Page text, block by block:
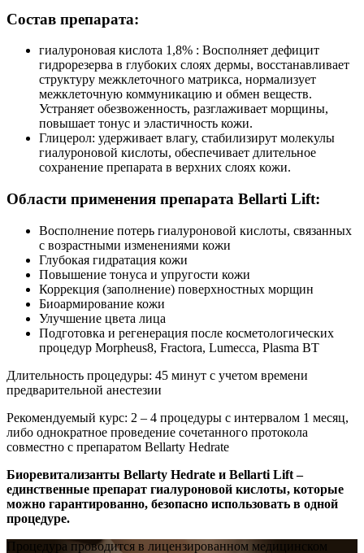
Состав препарата:
гиалуроновая кислота 1,8% : Восполняет дефицит
гидрорезерва в глубоких слоях дермы, восстанавливает
структуру межклеточного матрикса, нормализует
межклеточную коммуникацию и обмен веществ.
Устраняет обезвоженность, разглаживает морщины,
повышает тонус и эластичность кожи.
Глицерол: удерживает влагу, стабилизирут молекулы
гиалуроновой кислоты, обеспечивает длительное
сохранение препарата в верхних слоях кожи.
Области применения препарата Bellarti Lift:
Восполнение потерь гиалуроновой кислоты, связанных
с возрастными изменениями кожи
Глубокая гидратация кожи
Повышение тонуса и упругости кожи
Коррекция (заполнение) поверхностных морщин
Биоармирование кожи
Улучшение цвета лица
Подготовка и регенерация после косметологических
процедур Morpheus8, Fractora, Lumecca, Plasma BT
Длительность процедуры: 45 минут с учетом времени
предварительной анестезии
Рекомендуемый курс: 2 – 4 процедуры с интервалом 1 месяц,
либо однократное проведение сочетанного протокола
совместно с препаратом Bellarty Hedrate
Биоревитализанты Bellarty Hedrate и Bellarti Lift –
единственные препарат гиалуроновой кислоты, которые
можно гарантированно, безопасно использовать в одной
процедуре.
Процедура проводится в лицензированном медицинском